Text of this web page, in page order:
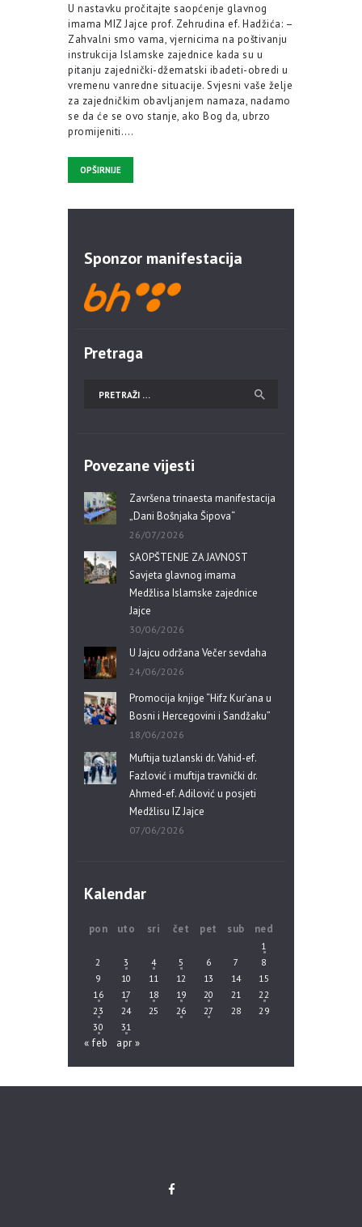
U nastavku pročitajte saopćenje glavnog
imama MIZ Jajce prof. Zehrudina ef. Hadžića: –
Zahvalni smo vama, vjernicima na poštivanju
instrukcija Islamske zajednice kada su u
pitanju zajednički-džematski ibadeti-obredi u
vremenu vanredne situacije. Svjesni vaše želje
za zajedničkim obavljanjem namaza, nadamo
se da će se ovo stanje, ako Bog da, ubrzo
promijeniti.…
OPŠIRNIJE
Sponzor manifestacija
Pretraga
Povezane vijesti
Završena trinaesta manifestacija
„Dani Bošnjaka Šipova“
26/07/2026
SAOPŠTENJE ZA JAVNOST
Savjeta glavnog imama
Medžlisa Islamske zajednice
Jajce
30/06/2026
U Jajcu održana Večer sevdaha
24/06/2026
Promocija knjige “Hifz Kur’ana u
Bosni i Hercegovini i Sandžaku”
18/06/2026
Muftija tuzlanski dr. Vahid-ef.
Fazlović i muftija travnički dr.
Ahmed-ef. Adilović u posjeti
Medžlisu IZ Jajce
07/06/2026
Kalendar
pon uto sri čet pet sub ned
1
2
3 4 5 6 7
8
9
10 11 12 13 14
15
16
17 18 19 20 21
22
23
24 25 26 27 28
29
30
31
« feb apr »